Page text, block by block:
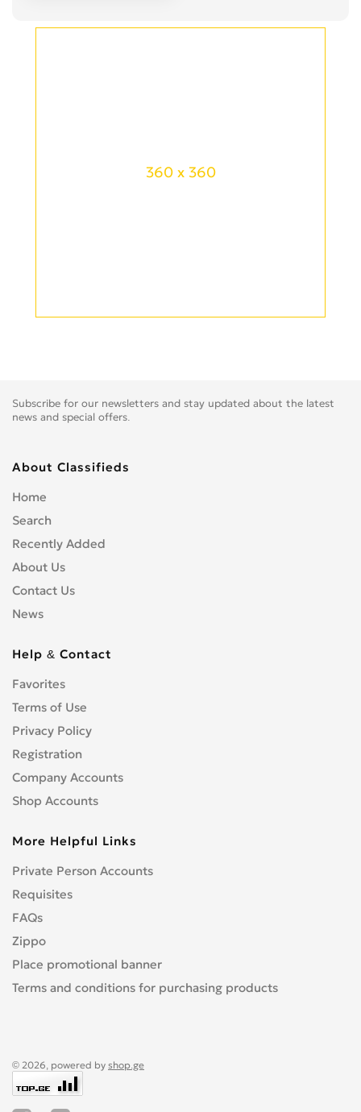
360 x 360
Subscribe for our newsletters and stay updated about the latest
news and special offers.
About Classifieds
Home
Search
Recently Added
About Us
Contact Us
News
Help & Contact
Favorites
Terms of Use
Privacy Policy
Registration
Company Accounts
Shop Accounts
More Helpful Links
Private Person Accounts
Requisites
FAQs
Zippo
Place promotional banner
Terms and conditions for purchasing products
© 2026, powered by shop.ge